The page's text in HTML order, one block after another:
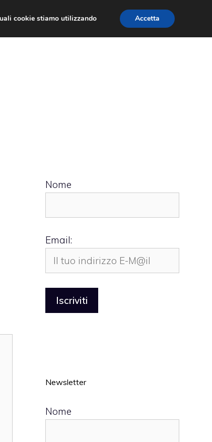
Nome
Email:
Newsletter
Nome
cookie stiamo utilizzando
Accetta